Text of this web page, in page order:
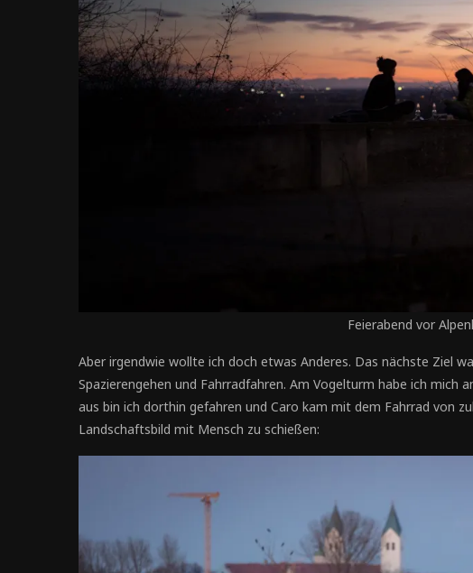
Feierabend vor
Aber irgendwie wollte ich doch etwas Anderes. Das nächste Ziel
Spazierengehen und Fahrradfahren. Am Vogelturm habe ich mich
aus bin ich dorthin gefahren und Caro kam mit dem Fahrrad von
Landschaftsbild mit Mensch zu schießen: